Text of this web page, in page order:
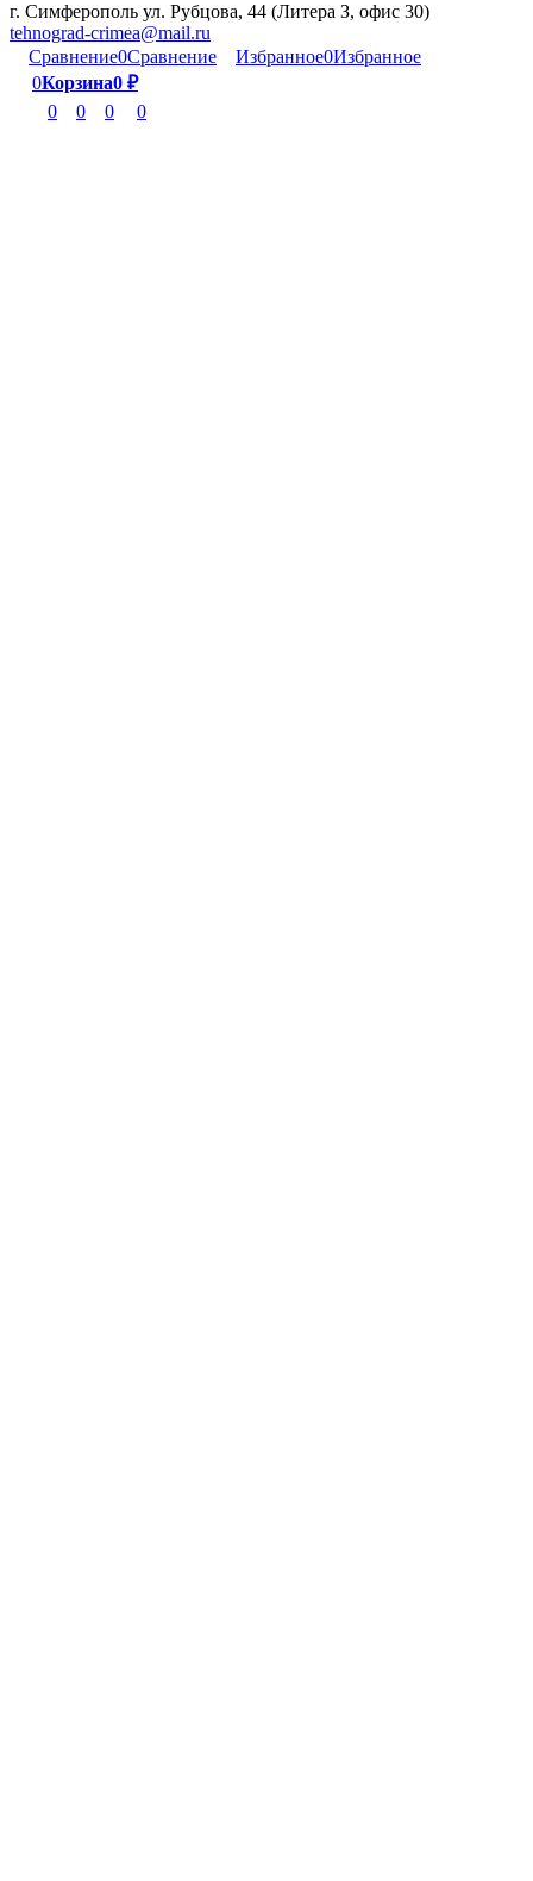
г. Симферополь ул. Рубцова, 44 (Литера З, офис 30)
tehnograd-crimea@mail.ru
Сравнение0Сравнение Избранное0Избранное
0Корзина0 ₽
0
0 0 0